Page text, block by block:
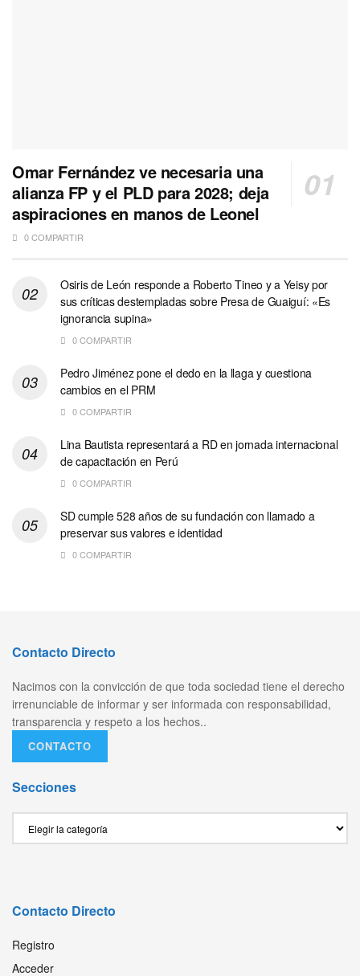
Omar Fernández ve necesaria una
alianza FP y el PLD para 2028; deja
aspiraciones en manos de Leonel
0 COMPARTIR
Osiris de León responde a Roberto Tineo y a Yeisy por
sus críticas destempladas sobre Presa de Guaiguí: «Es
ignorancia supina»
0 COMPARTIR
Pedro Jiménez pone el dedo en la llaga y cuestiona
cambios en el PRM
0 COMPARTIR
Lina Bautista representará a RD en jornada internacional
de capacitación en Perú
0 COMPARTIR
SD cumple 528 años de su fundación con llamado a
preservar sus valores e identidad
0 COMPARTIR
Contacto Directo
Nacimos con la convicción de que toda sociedad tiene el derecho
irrenunciable de informar y ser informada con responsabilidad,
transparencia y respeto a los hechos..
CONTACTO
Secciones
Contacto Directo
Registro
Acceder